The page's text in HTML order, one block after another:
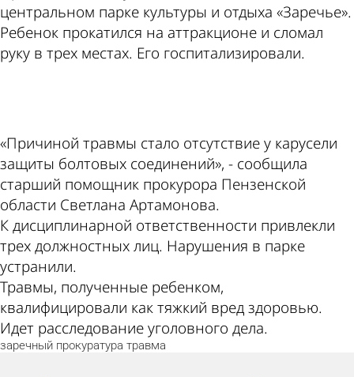
центральном парке культуры и отдыха «Заречье».
Ребенок прокатился на аттракционе и сломал
руку в трех местах. Его госпитализировали.
«Причиной травмы стало отсутствие у карусели
защиты болтовых соединений», - сообщила
старший помощник прокурора Пензенской
области Светлана Артамонова.
К дисциплинарной ответственности привлекли
трех должностных лиц. Нарушения в парке
устранили.
Травмы, полученные ребенком,
квалифицировали как тяжкий вред здоровью.
Идет расследование уголовного дела.
заречный прокуратура травма